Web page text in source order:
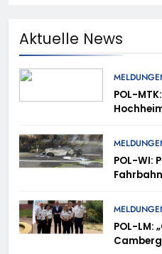
Aktuelle News
POL-
POL-WI:
POL-LM:
Camberg